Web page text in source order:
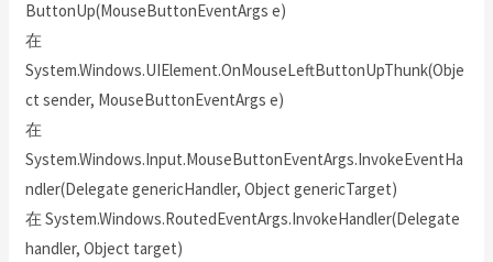
ButtonUp(MouseButtonEventArgs e)
在
System.Windows.UIElement.OnMouseLeftButtonUpThunk(Obje
ct sender, MouseButtonEventArgs e)
在
System.Windows.Input.MouseButtonEventArgs.InvokeEventHa
ndler(Delegate genericHandler, Object genericTarget)
在 System.Windows.RoutedEventArgs.InvokeHandler(Delegate
handler, Object target)